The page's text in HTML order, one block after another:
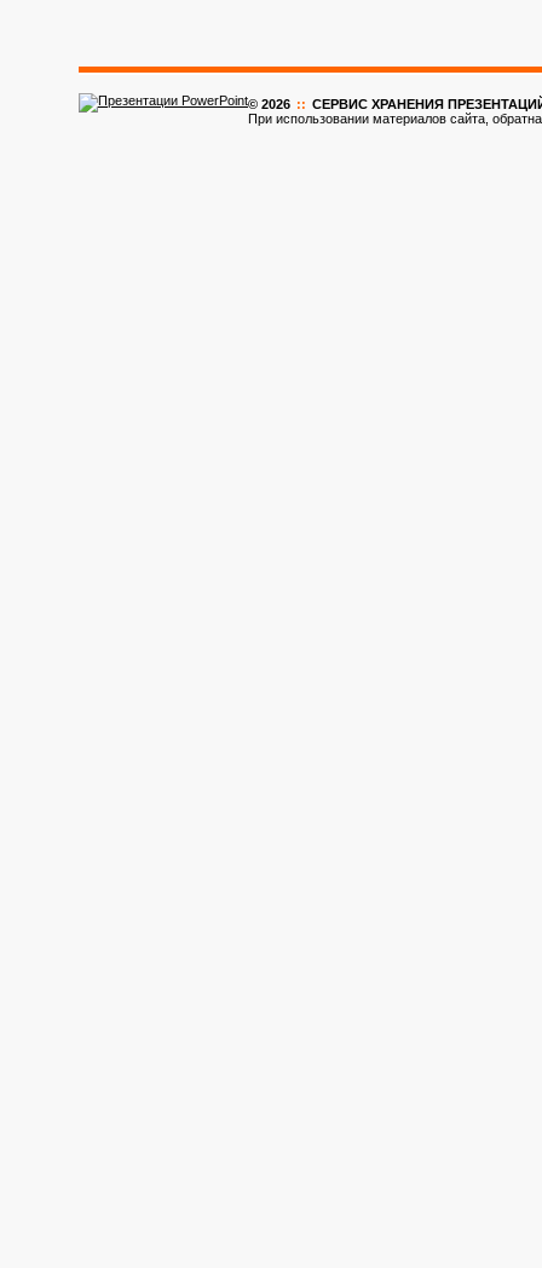
© 2026 :: CЕРВИС ХРАНЕНИЯ ПРЕЗЕНТАЦИЙ
При использовании материалов сайта,